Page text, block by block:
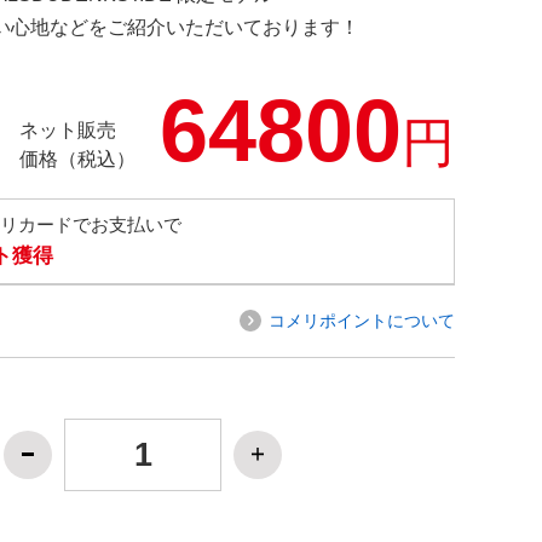
地などをご紹介いただいております！
ネット販売
価格（税込）
64800円
カードでお支払いで
獲得
コメリポイントについて